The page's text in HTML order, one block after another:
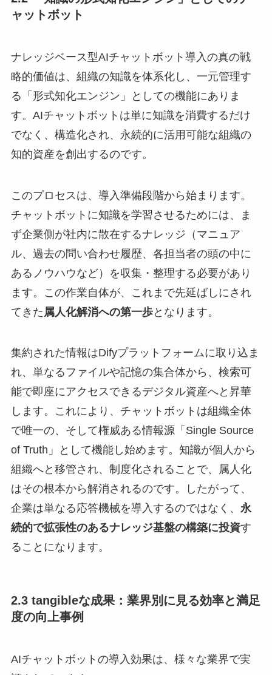
ャットボット
ナレッジベース型AIチャットボット導入の真の戦
略的価値は、組織の知識を体系化し、一元管理す
る「形式知化エンジン」としての機能にありま
す。AIチャットボットは単に知識を消費するだけ
でなく、構造化され、永続的に活用可能な組織の
知的資産を創出するのです。
このプロセスは、導入準備段階から始まります。
チャットボットに知識を学習させるためには、ま
ず企業側が社内に散在するナレッジ（マニュア
ル、過去の問い合わせ履歴、各担当者の頭の中に
あるノウハウなど）を収集・整理する必要があり
ます。この作業自体が、これまで先延ばしにされ
てきた 属人化解消への第一歩となります。
集約された情報はDifyプラットフォームに取り込ま
れ、単なるファイルや記憶の集合体から、検索可
能で即座にアクセスできるデジタル資産へと昇華
します。これにより、チャットボットは組織全体
で唯一の、そして権威ある情報源「Single Source
of Truth」として機能し始めます。知識が個人から
組織へと移管され、制度化されることで、属人化
はその根本から解消されるのです。したがって、
企業は単なる応答機械を導入するのではなく、 永
続的で拡張性のあるナレッジ基盤の構築に投資す
ることになります。
2.3 tangibleな成果：業界別に見る効率と満足
度の向上事例
AIチャットボットの導入効果は、様々な業界で実